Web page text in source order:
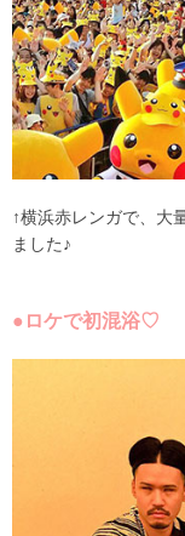
↑横浜赤レンガで、大
ました♪
●ロケで初混浴♡